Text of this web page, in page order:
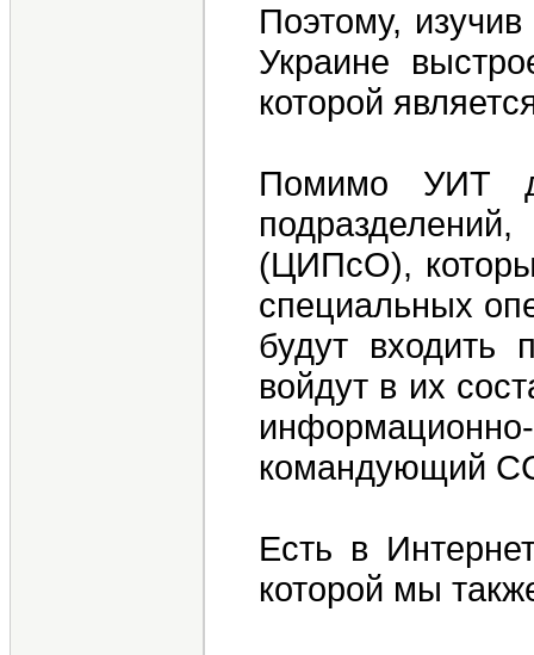
Поэтому,
Украине
которой
Помимо УИТ
(ЦИПсО),
специальных
будут входить
войдут в их
командующий
Есть в
которой мы